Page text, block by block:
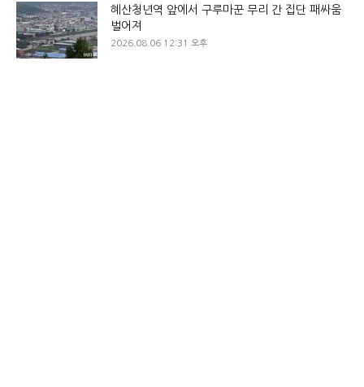
혜산청년역 앞에서 구루마꾼 무리 간 집단 패싸움
벌어져
2026.08.06 12:31 오후